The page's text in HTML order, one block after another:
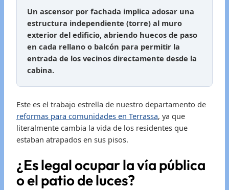
Un ascensor por fachada implica adosar una
estructura independiente (torre) al muro
exterior del edificio, abriendo huecos de paso
en cada rellano o balcón para permitir la
entrada de los vecinos directamente desde la
cabina.
Este es el trabajo estrella de nuestro departamento de
reformas para comunidades en Terrassa, ya que
literalmente cambia la vida de los residentes que
estaban atrapados en sus pisos.
¿Es legal ocupar la vía pública
o el patio de luces?